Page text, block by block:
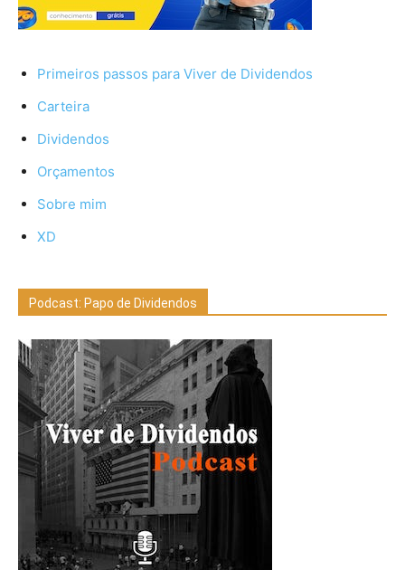
Primeiros passos para Viver de Dividendos
Carteira
Dividendos
Orçamentos
Sobre mim
XD
Podcast: Papo de Dividendos